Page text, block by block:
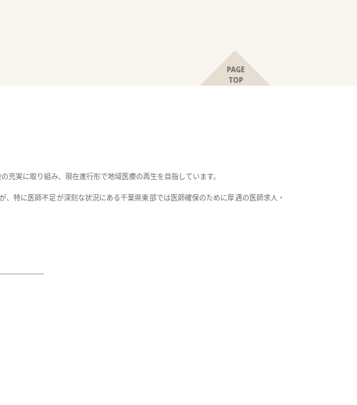
PAGE
TOP
実に取り組み、現在進行形で地域医療の再生を目指しています。
特に医師不足が深刻な状況にある千葉県東部では医師確保のために厚遇の医師求人・